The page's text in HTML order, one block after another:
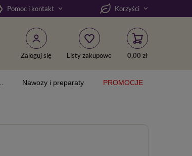
Pomoc i kontakt Korzyści
Zaloguj się Listy zakupowe 0,00 zł
Nawozy i preparaty PROMOCJE